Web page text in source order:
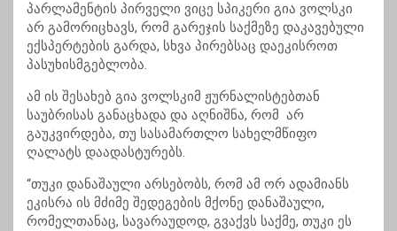
პარლამენტის პირველი ვიცე სპიკერი გია ვოლსკი
არ გამორიცხავს, რომ გარეჯის საქმეზე დაკავებული
ექსპერტების გარდა, სხვა პირებსაც დაეკისროთ
პასუხისმგებლობა.
ამ ის შესახებ გია ვოლსკიმ ჟურნალისტებთან
საუბრისას განაცხადა და აღნიშნა, რომ არ
გაუკვირდება, თუ სასამართლო სახელმწიფო
ღალატს დაადასტურებს.
“თუკი დანაშაული არსებობს, რომ ამ ორ ადამიანს
ეკისრა ის მძიმე შედეგების მქონე დანაშაული,
რომელთანაც, სავარაუდოდ, გვაქვს საქმე, თუკი ეს